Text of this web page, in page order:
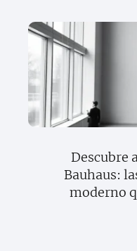
Descubre
Bauhaus:
moderno